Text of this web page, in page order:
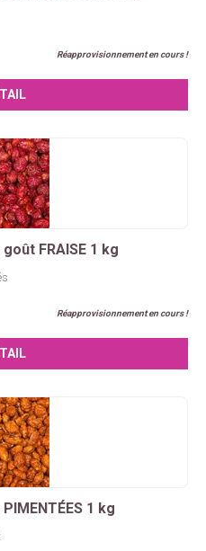
Réapprovisionnement en cours !
FRAISE 1 kg
Réapprovisionnement en cours !
1 kg